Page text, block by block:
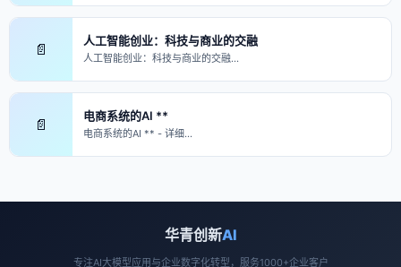
📄 人工智能创业：科技与商业的交融
人工智能创业：科技与商业的交融…
📄 电商系统的AI **
电商系统的AI ** - 详细…
华青创新AI
专注AI大模型应用与企业数字化转型，服务1000+企业客户